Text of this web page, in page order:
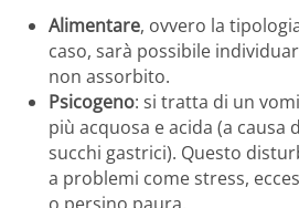
Alimentare, ovvero la
caso, sarà possibile
non assorbito.
Psicogeno: si tratta di un
più acquosa e acida (a causa
succhi gastrici). Questo
a problemi come stress,